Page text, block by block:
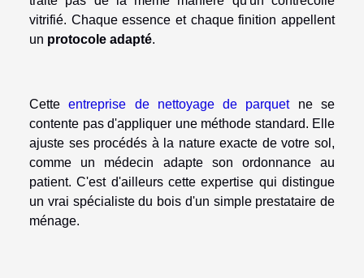
vitrifié. Chaque essence et chaque finition appellent
un protocole adapté.
Cetteentreprise de nettoyage de parquetne se
contente pas d'appliquer une méthode standard. Elle
ajuste ses procédés à la nature exacte de votre sol,
comme un médecin adapte son ordonnance au
patient. C'est d'ailleurs cette expertise qui distingue
un vrai spécialiste du bois d'un simple prestataire de
ménage.